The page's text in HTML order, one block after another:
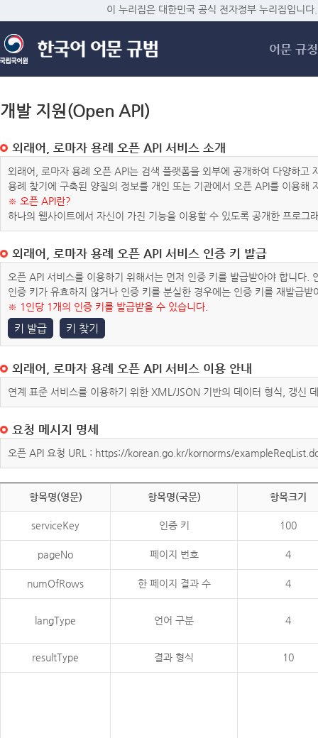
메
이 누리집은 대한민국 공식 전자정부 누리집입니다.
어문 규정
개발 지원(Open API)
외래어, 로마자 용례 오픈 API 서비스 소개
외래어, 로마자 용례 오픈 API는 검색 플랫폼을 외부에 공개하여 다양하
용례 찾기에 구축된 양질의 정보를 개인 또는 기관에서 오픈 API를 이용해
※ 오픈 API란?
하나의 웹사이트에서 자신이 가진 기능을 이용할 수 있도록 공개한 프로그
외래어, 로마자 용례 오픈 API 서비스 인증 키 발급
오픈 API 서비스를 이용하기 위해서는 먼저 인증 키를 발급받아야 합니다
인증 키가 유효하지 않거나 인증 키를 분실한 경우에는 인증 키를 재발급받
※ 1인당 1개의 인증 키를 발급받을 수 있습니다.
키 발급 키 찾기
외래어, 로마자 용례 오픈 API 서비스 이용 안내
연계 표준 서비스를 이용하기 위한 XML/JSON 기반의 데이터 형식, 갱신
요청 메시지 명세
오픈 API 요청 URL : https://korean.go.kr/kornorms/
항목명(영문) 항목명(국문) 항목크기
serviceKey 인증 키 100
pageNo 페이지 번호 4
numOfRows 한 페이지 결과 수 4
langType 언어 구분 4
resultType 결과 형식 10